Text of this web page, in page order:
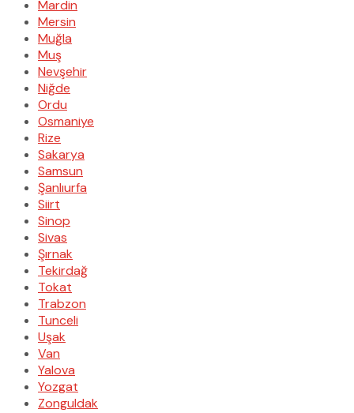
Mardin
Mersin
Muğla
Muş
Nevşehir
Niğde
Ordu
Osmaniye
Rize
Sakarya
Samsun
Şanlıurfa
Siirt
Sinop
Sivas
Şırnak
Tekirdağ
Tokat
Trabzon
Tunceli
Uşak
Van
Yalova
Yozgat
Zonguldak